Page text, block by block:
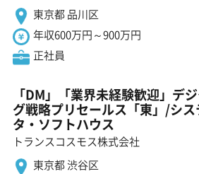
東京都 品川区
年収600万円～900万円
正社員
「DM」「業界未経験歓迎」デ
グ戦略プリセールス「東」/シ
タ・ソフトハウス
トランスコスモス株式会社
東京都 渋谷区